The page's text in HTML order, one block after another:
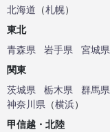
北海道 （札幌）
東北
青森県
岩手県 宮城県
関東
茨城県
栃木県 群馬県
神奈川県 （横浜）
甲信越・北陸